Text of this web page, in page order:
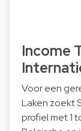
Income
Voor een
Laken zoekt
profiel met 1